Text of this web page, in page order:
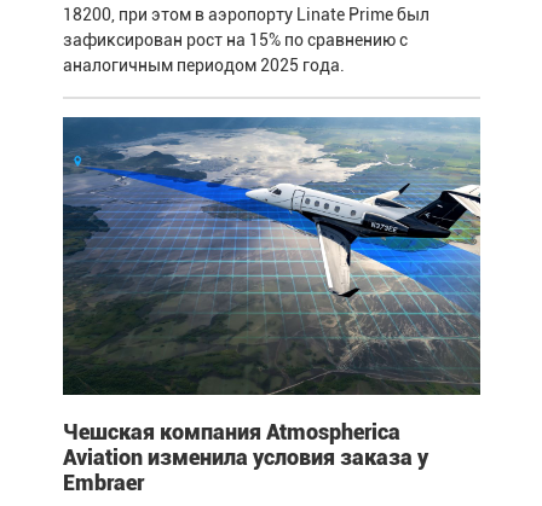
18200, при этом в аэропорту Linate Prime был
зафиксирован рост на 15% по сравнению с
аналогичным периодом 2025 года.
Чешская компания Atmospherica
Aviation изменила условия заказа у
Embraer